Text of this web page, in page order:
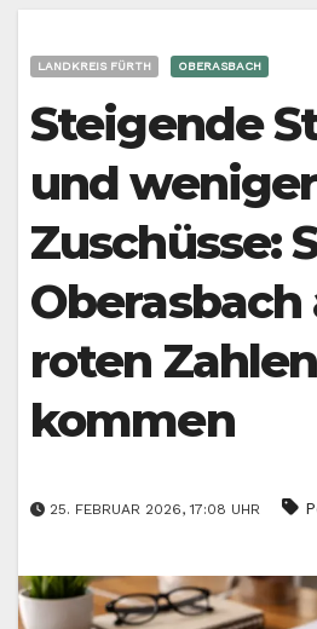
LANDKREIS FÜRTH OBERASBACH
Steigende
und weniger
Zuschüsse:
Oberasbach
roten Zahlen
kommen
25. FEBRUAR 2026, 17:08 UHR